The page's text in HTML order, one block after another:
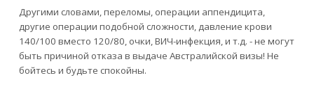
Другими словами, переломы, операции аппендицита,
другие операции подобной сложности, давление крови
140/100 вместо 120/80, очки, ВИЧ-инфекция, и т.д. - не могут
быть причиной отказа в выдаче Австралийской визы! Не
бойтесь и будьте спокойны.